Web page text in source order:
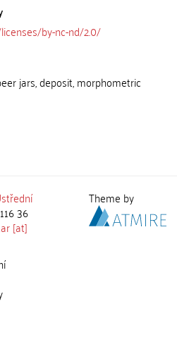
by-nc-nd/2.0/
jars, deposit, morphometric
36
[at]
Theme by